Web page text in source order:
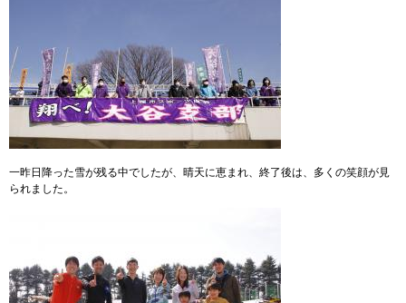
一昨日降った雪が残る中でしたが、晴天に恵まれ、終了後は、多くの笑顔が見
られました。